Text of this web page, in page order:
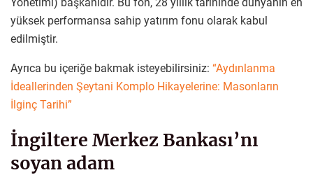
yüksek performansa sahip yatırım fonu olarak kabul
edilmiştir.
Ayrıca bu içeriğe bakmak isteyebilirsiniz: “Aydınlanma
İdeallerinden Şeytani Komplo Hikayelerine: Masonların
İlginç Tarihi”
İngiltere Merkez Bankası’nı
soyan adam